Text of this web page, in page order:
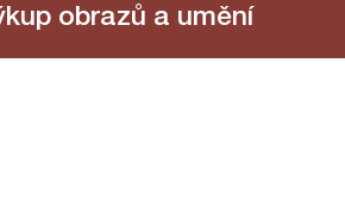
obrazů a umění